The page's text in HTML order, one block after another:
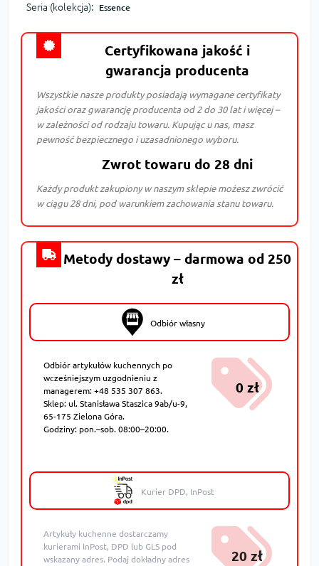
Seria (kolekcja): Essence
Certyfikowana jakość i
gwarancja producenta
Wszystkie nasze produkty posiadają wymagane certyfikaty
jakości oraz gwarancję producenta od 2 do 30 lat i więcej –
w zależności od rodzaju towaru. Kupując u nas, masz
pewność bezpiecznego i uzasadnionego wyboru.
Zwrot towaru do 28 dni
Każdy produkt zakupiony w naszym sklepie możesz zwrócić
w ciągu 28 dni, pod warunkiem zachowania stanu towaru.
Metody dostawy – darmowa od 250
zł
Odbiór własny
Odbiór artykułów kuchennych po
wcześniejszym uzgodnieniu z
managerem: +48 535 307 863.
Sklep: ul. Stanisława Staszica 9ab/u-9,
65-175 Zielona Góra.
Godziny: pon.–sob. 08:00–20:00.
0 zł
Kurier DPD, InPost
Artykuły kuchenne dostarczamy
kurierami InPost, DPD lub GLS pod
wskazany adres. Podaj dokładny adres
20 zł